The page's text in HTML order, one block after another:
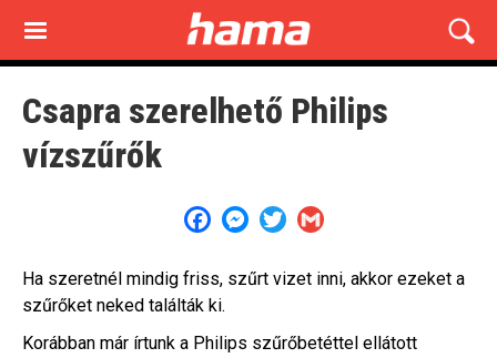
main
Csapra szerelhető Philips
vízszűrők
FacebookMessenger
Twitter
Ha szeretnél mindig friss, szűrt vizet inni, akkor ezeket a
szűrőket neked találták ki.
Korábban már írtunk a Philips szűrőbetéttel ellátott